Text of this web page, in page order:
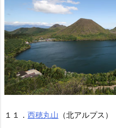
１１． 西穂丸山 （北アルプス）